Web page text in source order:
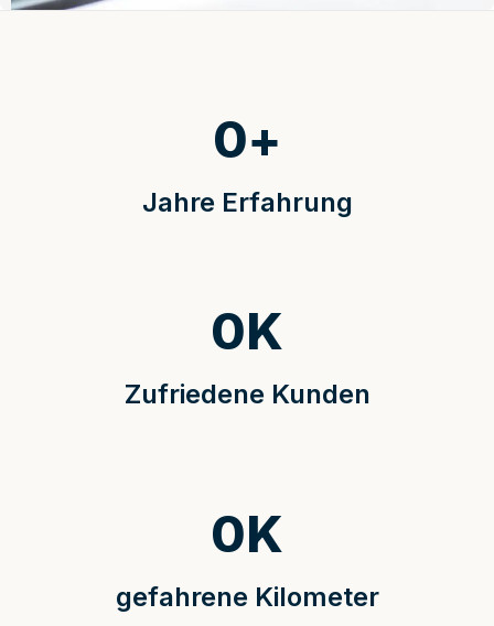
Jahre Erfahrung
0+
Zufriedene Kunden
0K
gefahrene Kilometer
0K